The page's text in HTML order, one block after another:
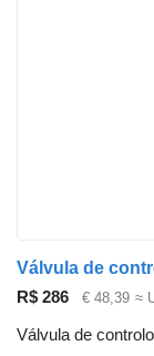
R$ 286 € 48,39 ≈
Válvula de